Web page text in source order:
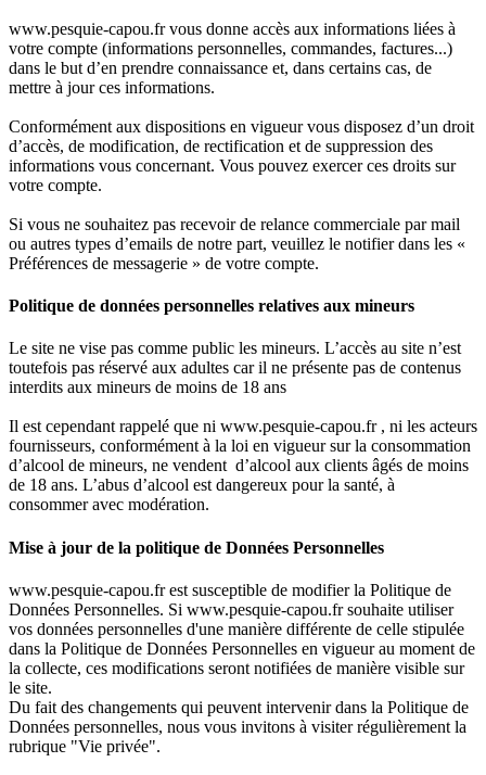
www.pesquie-capou.fr vous donne accès aux informations liées à
votre compte (informations personnelles, commandes, factures...)
dans le but d’en prendre connaissance et, dans certains cas, de
mettre à jour ces informations.
Conformément aux dispositions en vigueur vous disposez d’un droit
d’accès, de modification, de rectification et de suppression des
informations vous concernant. Vous pouvez exercer ces droits sur
votre compte.
Si vous ne souhaitez pas recevoir de relance commerciale par mail
ou autres types d’emails de notre part, veuillez le notifier dans les «
Préférences de messagerie » de votre compte.
Politique de données personnelles relatives aux mineurs
Le site ne vise pas comme public les mineurs. L’accès au site n’est
toutefois pas réservé aux adultes car il ne présente pas de contenus
interdits aux mineurs de moins de 18 ans
Il est cependant rappelé que ni www.pesquie-capou.fr , ni les acteurs
fournisseurs, conformément à la loi en vigueur sur la consommation
d’alcool de mineurs, ne vendent d’alcool aux clients âgés de moins
de 18 ans. L’abus d’alcool est dangereux pour la santé, à
consommer avec modération.
Mise à jour de la politique de Données Personnelles
www.pesquie-capou.fr est susceptible de modifier la Politique de
Données Personnelles. Si www.pesquie-capou.fr souhaite utiliser
vos données personnelles d'une manière différente de celle stipulée
dans la Politique de Données Personnelles en vigueur au moment de
la collecte, ces modifications seront notifiées de manière visible sur
le site.
Du fait des changements qui peuvent intervenir dans la Politique de
Données personnelles, nous vous invitons à visiter régulièrement la
rubrique "Vie privée".